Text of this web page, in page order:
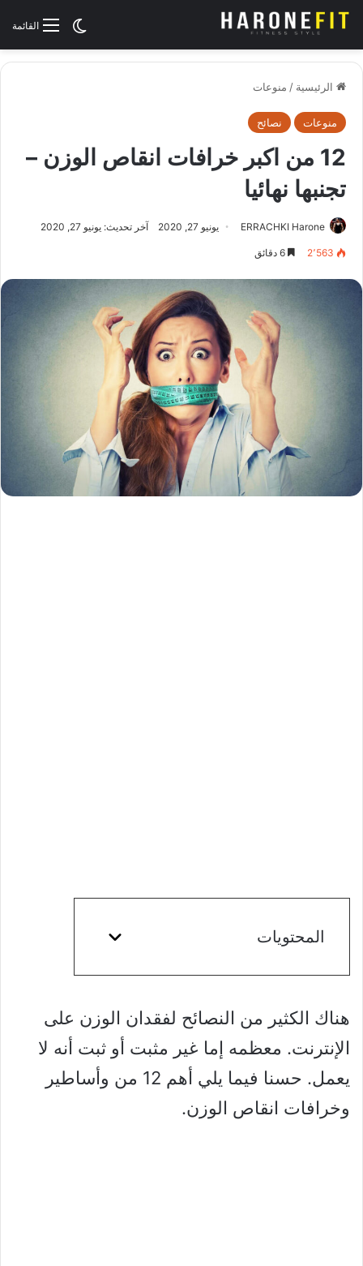
القائمةالوضع
الرئيسية / منوعات
منوعات نصائح
12 من اكبر خرافات انقاص الوزن –
تجنبها نهائيا
ERRACHKI Harone يونيو 27, 2020 آخر تحديث: يونيو 27, 2020
2٬563
المحتويات
هناك الكثير من النصائح لفقدان الوزن على
الإنترنت. معظمه إما غير مثبت أو ثبت أنه لا
يعمل. حسنا فيما يلي أهم 12 من وأساطير
وخرافات انقاص الوزن.